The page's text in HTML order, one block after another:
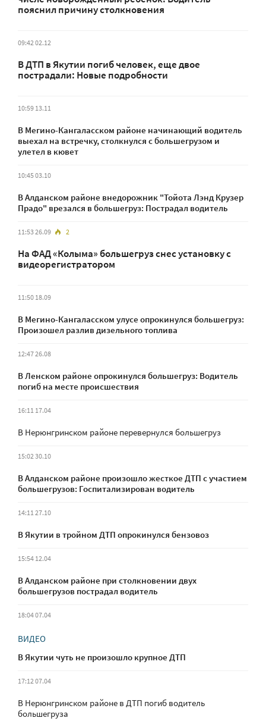
пояснил причину столкновения
09:42 02.12
В ДТП в Якутии погиб человек, еще двое
пострадали: Новые подробности
10:59 13.11
В Мегино-Кангаласском районе начинающий водитель
выехал на встречку, столкнулся с большегрузом и
улетел в кювет
10:45 03.10
В Алданском районе внедорожник "Тойота Лэнд Крузер
Прадо" врезался в большегруз: Пострадал водитель
11:53 26.09 2
На ФАД «Колыма» большегруз снес установку с
видеорегистратором
11:50 18.09
В Мегино-Кангаласском улусе опрокинулся большегруз:
Произошел разлив дизельного топлива
12:47 26.08
В Ленском районе опрокинулся большегруз: Водитель
погиб на месте происшествия
16:11 17.04
В Нерюнгринском районе перевернулся большегруз
15:02 30.10
В Алданском районе произошло жесткое ДТП с участием
большегрузов: Госпитализирован водитель
14:11 27.10
В Якутии в тройном ДТП опрокинулся бензовоз
15:54 12.04
В Алданском районе при столкновении двух
большегрузов пострадал водитель
18:04 07.04
ВИДЕО
В Якутии чуть не произошло крупное ДТП
17:12 07.04
В Нерюнгринском районе в ДТП погиб водитель
большегруза